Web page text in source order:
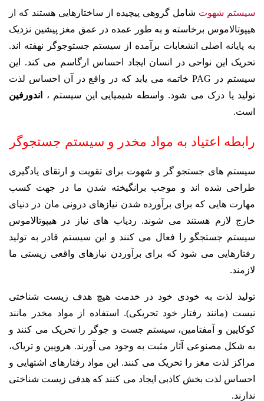
سیستم شهوت شامل گروهی پیچیده از ساختارهایی هستند که از
هیپوتالاموس برخاسته و به طور عمده در عمق مغز پیشین نزدیک
به پایانه اصلی انشعابات برآمده از سیستم جستوجوگر نهفته اند.
تحریک این نواحی در انسان ایجاد احساس ارگاسم می کند. این
سیستم در PAG خاتمه می یابد که در واقع در آن احساس لذت
تولید یا درک می شود. واسطه شیمیایی این سیستم ،
اندورفین
است.
رابطه اعتیاد به مواد مخدر و سیستم جستجوگر
سیستم های جستجو گر و شهوت برای تقویت و ارتقای یادگیری
طراحی شده اند و موجب برانگیخته شدن ما در جهت کسب
مهارت هایی که برای برآورده شدن نیازهای درونی مان در دنیای
خارج لازم هستند می شوند. ردیاب های نیاز در هیپوتالاموس
سیستم جستجگو را فعال می کنند و این سیستم قادر به تولید
رفتارهایی می شود که برای برآوردن نیازهای واقعی زیستی ما
لازمند.
تولید لذت به خودی خود در خدمت هیچ هدف زیست شناختی
نیست (مانند رفتار خود تحریکی). استفاده از مواد مخدر مانند
کوکایین و آمفتامین، سیستم جست و جوگر را تحریک می کنند و
به شکل مصنوعی آثار مثبت به وجود می آورند. هرویین و تریاک،
مراکز لذت مغز را تحریک می کنند. این مواد رفتارهای اشتهایی و
احساس لذت بخش کاذبی ایجاد می کنند که هدفی زیست شناختی
ندارند.